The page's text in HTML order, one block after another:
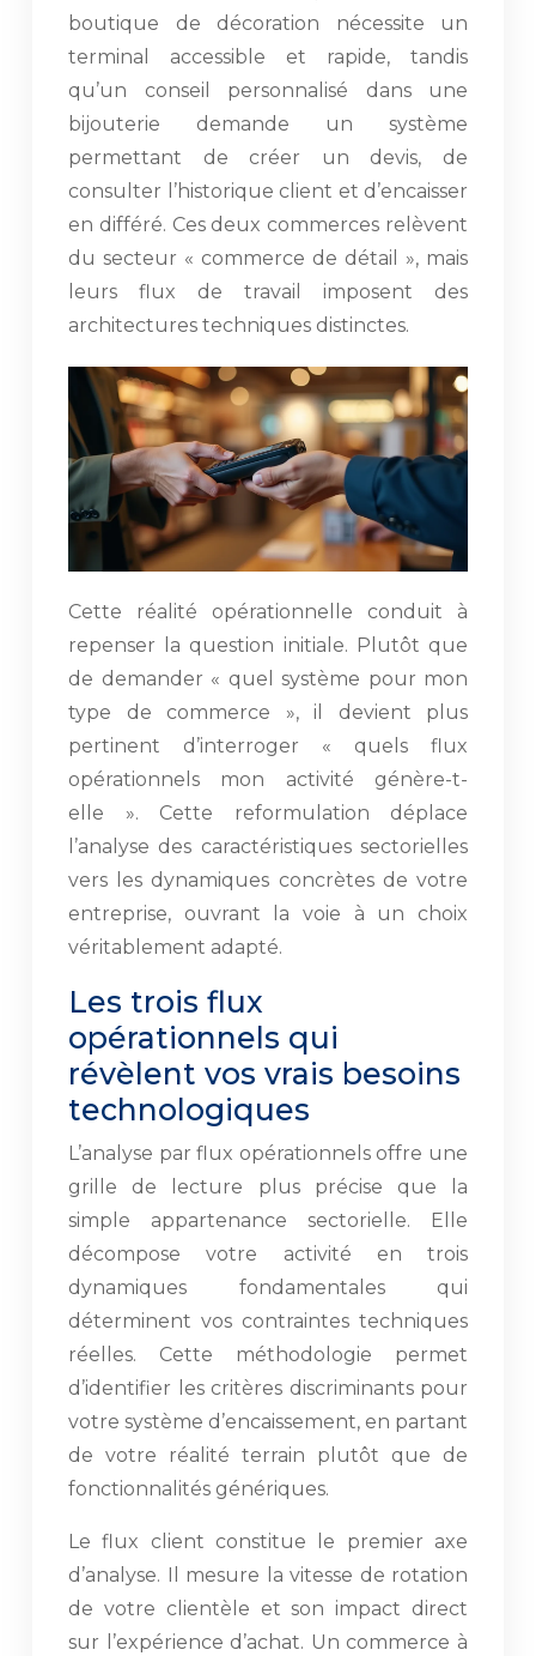
boutique de décoration nécessite un
terminal accessible et rapide, tandis
qu’un conseil personnalisé dans une
bijouterie demande un système
permettant de créer un devis, de
consulter l’historique client et d’encaisser
en différé. Ces deux commerces relèvent
du secteur « commerce de détail », mais
leurs flux de travail imposent des
architectures techniques distinctes.
Cette réalité opérationnelle conduit à
repenser la question initiale. Plutôt que
de demander « quel système pour mon
type de commerce », il devient plus
pertinent d’interroger « quels flux
opérationnels mon activité génère-t-
elle ». Cette reformulation déplace
l’analyse des caractéristiques sectorielles
vers les dynamiques concrètes de votre
entreprise, ouvrant la voie à un choix
véritablement adapté.
Les trois flux
opérationnels qui
révèlent vos vrais besoins
technologiques
L’analyse par flux opérationnels offre une
grille de lecture plus précise que la
simple appartenance sectorielle. Elle
décompose votre activité en trois
dynamiques fondamentales qui
déterminent vos contraintes techniques
réelles. Cette méthodologie permet
d’identifier les critères discriminants pour
votre système d’encaissement, en partant
de votre réalité terrain plutôt que de
fonctionnalités génériques.
Le flux client constitue le premier axe
d’analyse. Il mesure la vitesse de rotation
de votre clientèle et son impact direct
sur l’expérience d’achat. Un commerce à